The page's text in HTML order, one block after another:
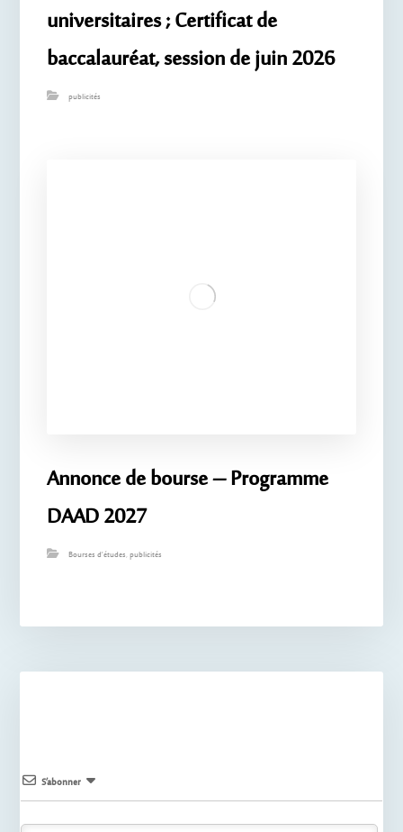
universitaires ; Certificat de
baccalauréat, session de juin 2026
publicités
Annonce de bourse – Programme
DAAD 2027
Bourses d'études,publicités
S’abonner